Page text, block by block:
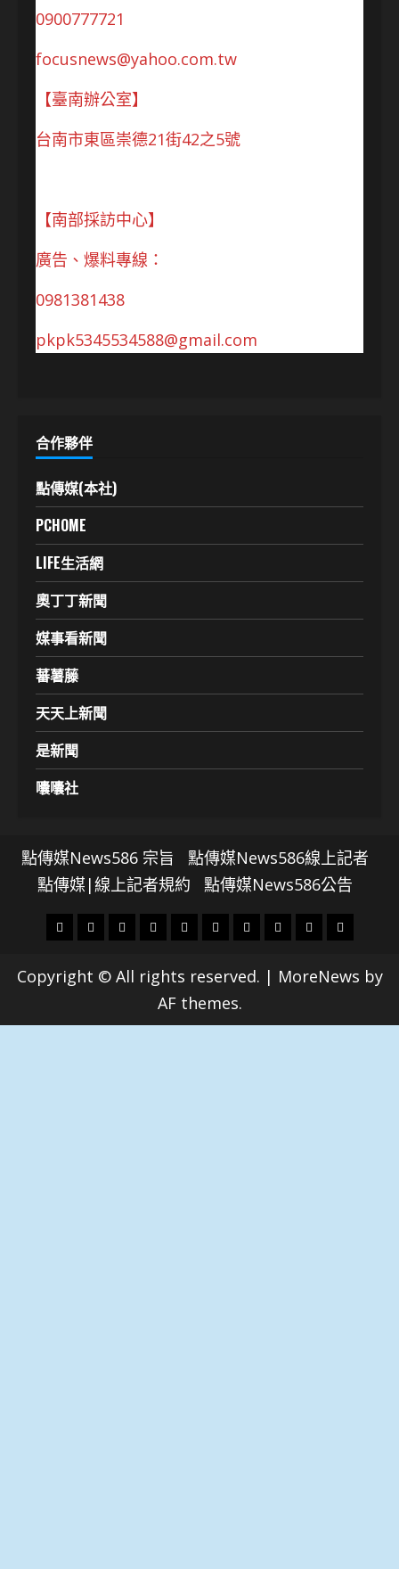
0900777721
focusnews@yahoo.com.tw
【臺南辦公室】
台南市東區崇德21街42之5號
【南部採訪中心】
廣告、爆料專線：
0981381438
pkpk5345534588@gmail.com
合作夥伴
點傳媒(本社)
PCHOME
LIFE生活網
奧丁丁新聞
媒事看新聞
蕃薯藤
天天上新聞
是新聞
囔囔社
點傳媒News586 宗旨
點傳媒News586線上記者
點傳媒|線上記者規約
點傳媒News586公告
頭
財
地
社
文
科
技
專
娛
影
劇
政
國
運
生
Copyright © All rights reserved. | MoreNews by
AF themes.